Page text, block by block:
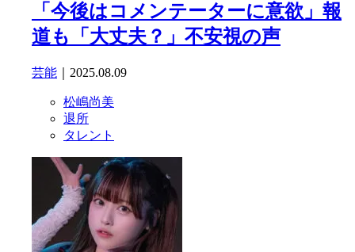
「今後はコメンテーターに意欲」報
道も「大丈夫？」不安視の声
芸能 ｜2025.08.09
松嶋尚美
退所
タレント